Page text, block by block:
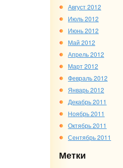
Август 2012
Июль 2012
Июнь 2012
Май 2012
Апрель 2012
Март 2012
Февраль 2012
Январь 2012
Декабрь 2011
Ноябрь 2011
Октябрь 2011
Сентябрь 2011
Метки